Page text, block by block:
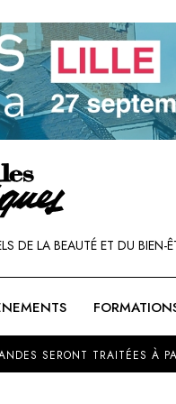
DE LA BEAUTÉ ET DU BIEN-
SERONT TRAITÉES À